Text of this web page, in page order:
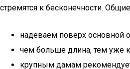
стремятся к бесконечности.
надеваем поверх основной
чем больше длина, тем уже
крупным дамам